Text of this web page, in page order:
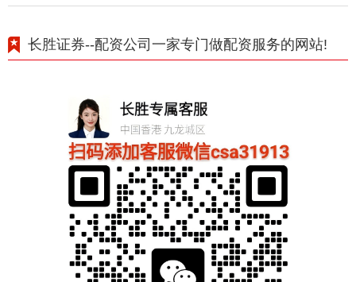
长胜证券--配资公司一家专门做配资服务的网站!